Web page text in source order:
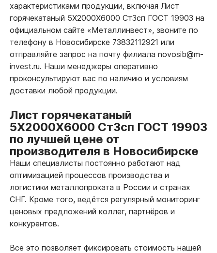
характеристиками продукции, включая Лист
горячекатаный 5Х2000Х6000 Ст3сп ГОСТ 19903 на
официальном сайте «Металлинвест», звоните по
телефону в Новосибирске 73832112921 или
отправляйте запрос на почту филиала novosib@m-
invest.ru. Наши менеджеры оперативно
проконсультируют вас по наличию и условиям
доставки любой продукции.
Лист горячекатаный
5Х2000Х6000 Ст3сп ГОСТ 19903
по лучшей цене от
производителя в Новосибирске
Наши специалисты постоянно работают над
оптимизацией процессов производства и
логистики металлопроката в России и странах
СНГ. Кроме того, ведётся регулярный мониторинг
ценовых предложений коллег, партнёров и
конкурентов.
Все это позволяет фиксировать стоимость нашей